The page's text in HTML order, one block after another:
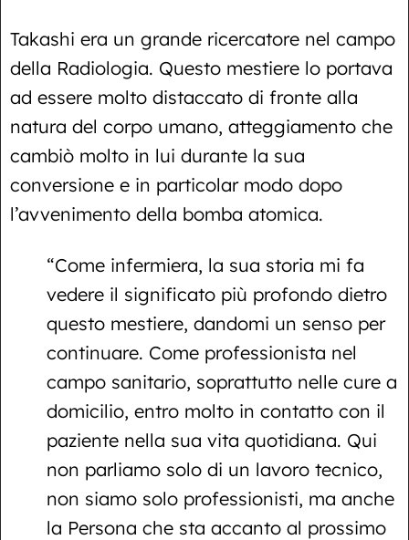
Takashi era un grande ricercatore nel campo
della Radiologia. Questo mestiere lo portava
ad essere molto distaccato di fronte alla
natura del corpo umano, atteggiamento che
cambiò molto in lui durante la sua
conversione e in particolar modo dopo
l’avvenimento della bomba atomica.
“Come infermiera, la sua storia mi fa
vedere il significato più profondo dietro
questo mestiere, dandomi un senso per
continuare. Come professionista nel
campo sanitario, soprattutto nelle cure a
domicilio, entro molto in contatto con il
paziente nella sua vita quotidiana. Qui
non parliamo solo di un lavoro tecnico,
non siamo solo professionisti, ma anche
la Persona che sta accanto al prossimo